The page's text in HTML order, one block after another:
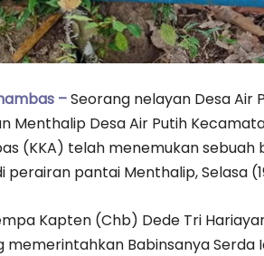
–Seorang nelayan Desa Air
Menthalip Desa Air Putih
(KKA) telah menemukan
pantai Menthalip, Selasa
Kapten (Chb) Dede Tri
memerintahkan Babinsanya Serda